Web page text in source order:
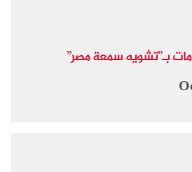
بـ”تشويه سمعة مصر”